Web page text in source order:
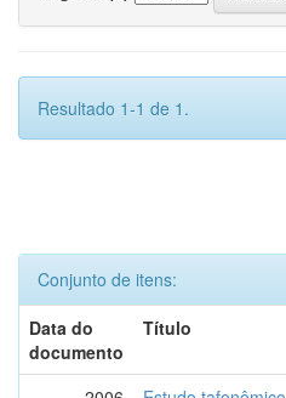
Resultado 1-1 de 1.
Conjunto de itens:
Data do
documento
Título